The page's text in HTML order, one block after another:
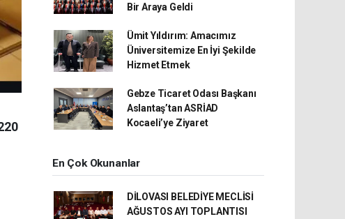
Bir Araya Geldi
Ümit Yıldırım: Amacımız
Üniversitemize En İyi Şekilde
Hizmet Etmek
Gebze Ticaret Odası Başkanı
Aslantaş’tan ASRİAD
Kocaeli’ye Ziyaret
En Çok Okunanlar
DİLOVASI BELEDİYE MECLİSİ
AĞUSTOS AYI TOPLANTISI